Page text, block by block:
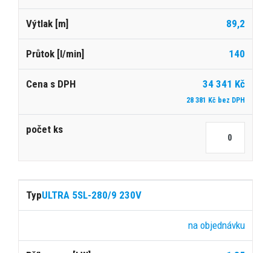
89,2
140
34 341 Kč
28 381 Kč bez DPH
ULTRA 5SL-280/9 230V
na objednávku